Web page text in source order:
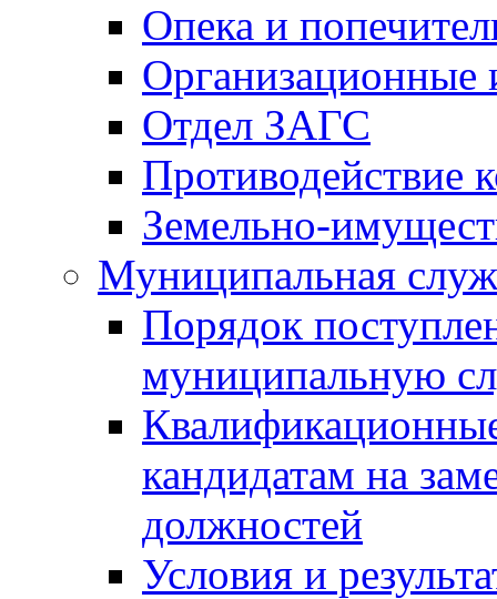
Опека и
Отдел ЗАГС
Противодействие
Земельно-
Муниципальная
Порядок
муниципальную
кандидатам на
должностей
Условия и